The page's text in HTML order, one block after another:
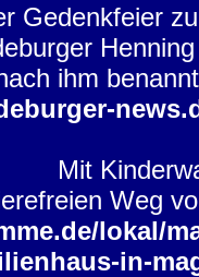
Gedenkfeier
ihm
Mit
Weg
lokal/
in-